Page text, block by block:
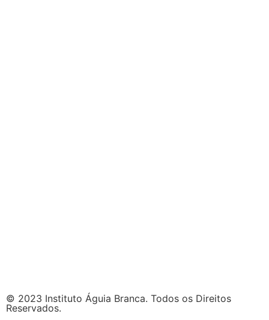
© 2023 Instituto Águia Branca. Todos os Direitos
Reservados.